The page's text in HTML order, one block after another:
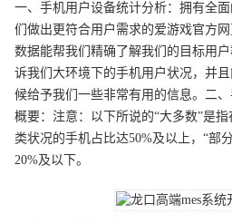
一、手机用户设备统计分析：拥有全
们做出更符合用户需求的爱游戏官方
数据能帮我们精确了解我们的目标用
诉我们大环境下的手机用户状况，并
候给予我们一些非常有用的信息。二
概要：注意：以下所说的“大多数”是
类状况的手机占比达50%及以上，“部
20%及以下。